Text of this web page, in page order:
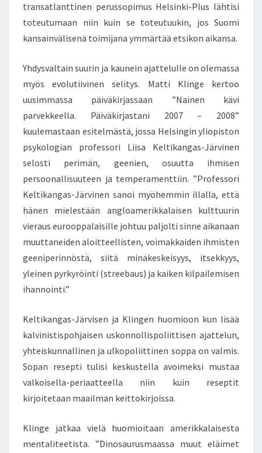
transatlanttinen perussopimus Helsinki-Plus lähtisi
toteutumaan niin kuin se toteutuukin, jos Suomi
kansainvälisenä toimijana ymmärtää etsikon aikansa.
Yhdysvaltain suurin ja kaunein ajattelulle on olemassa
myös evolutiivinen selitys. Matti Klinge kertoo
uusimmassa päiväkirjassaan ”Nainen kävi
parvekkeella. Päiväkirjastani 2007 – 2008”
kuulemastaan esitelmästä, jossa Helsingin yliopiston
psykologian professori Liisa Keltikangas-Järvinen
selosti perimän, geenien, osuutta ihmisen
persoonallisuuteen ja temperamenttiin. ”Professori
Keltikangas-Järvinen sanoi myöhemmin illalla, että
hänen mielestään angloamerikkalaisen kulttuurin
vieraus eurooppalaisille johtuu paljolti sinne aikanaan
muuttaneiden aloitteellisten, voimakkaiden ihmisten
geeniperinnöstä, siitä minäkeskeisyys, itsekkyys,
yleinen pyrkyröinti (streebaus) ja kaiken kilpailemisen
ihannointi.”
Keltikangas-Järvisen ja Klingen huomioon kun lisää
kalvinistispohjaisen uskonnollispoliittisen ajattelun,
yhteiskunnallinen ja ulkopoliittinen soppa on valmis.
Sopan resepti tulisi keskustella avoimeksi mustaa
valkoisella-periaatteella niin kuin reseptit
kirjoitetaan maailman keittokirjoissa.
Klinge jatkaa vielä huomioitaan amerikkalaisesta
mentaliteetista. ”Dinosaurusmaassa muut eläimet